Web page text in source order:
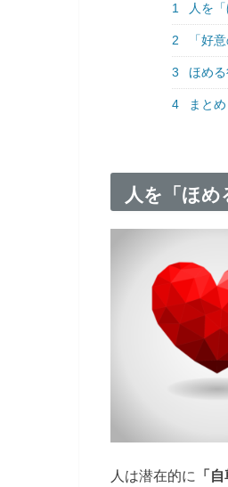
1 人を
2 「好
3 ほめ
4 まとめ
人を「ほ
人は潜在的に 「